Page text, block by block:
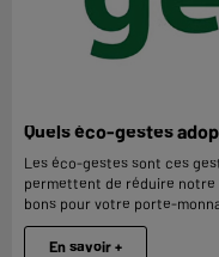
Quels éco-gestes
Les éco-gestes sont ces
permettent de réduire notre
bons pour votre porte-
En savoir +